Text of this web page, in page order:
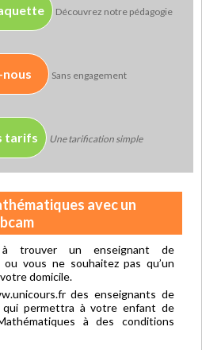
Découvrez notre pédagogie
Sans engagement
tarifs Une tarification simple
avec un
trouver un enseignant de
ou vous ne souhaitez pas qu’un
domicile.
des enseignants de
permettra à votre enfant de
à des conditions